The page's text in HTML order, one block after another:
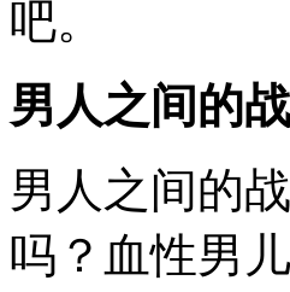
吧。
男人之间的
男人之间的
吗？血性男